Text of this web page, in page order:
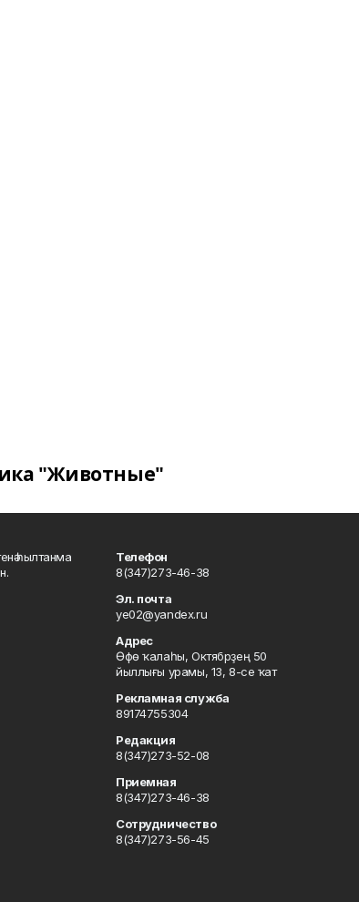
"Животные"
һылтанма
Телефон
8(347)273-46-38
Эл. почта
ye02@yandex.ru
Адрес
Өфө ҡалаһы, Октябрҙең 50
йыллығы урамы, 13, 8-се ҡат
Рекламная служба
89174755304
Редакция
8(347)273-52-08
Приемная
8(347)273-46-38
Сотрудничество
8(347)273-56-45